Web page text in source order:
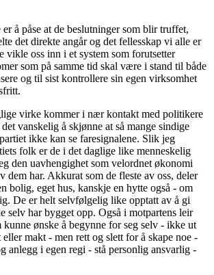
å påse at de beslutninger som blir truffet,
det direkte angår og det fellesskap vi alle er
vikle oss inn i et system som forutsetter
som på samme tid skal være i stand til både
og til sist kontrollere sin egen virksomhet
virke kommer i nær kontakt med politikere
vanskelig å skjønne at så mange sindige
ikke kan se faresignalene. Slik jeg
folk er de i det daglige like menneskelig
den uavhengighet som velordnet økonomi
dem har. Akkurat som de fleste av oss, deler
bolig, eget hus, kanskje en hytte også - om
De er helt selvfølgelig like opptatt av å gi
selv har bygget opp. Også i motpartens leir
ønske å begynne for seg selv - ikke ut
makt - men rett og slett for å skape noe -
anlegg i egen regi - stå personlig ansvarlig -